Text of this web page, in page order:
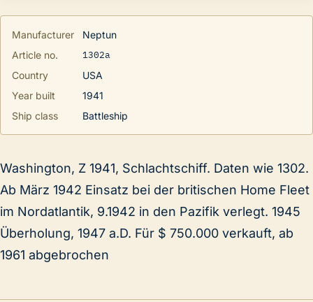
Manufacturer
Neptun
Article no.
1302a
Country
USA
Year built
1941
Ship class
Battleship
Washington, Z 1941, Schlachtschiff. Daten wie 1302.
Ab März 1942 Einsatz bei der britischen Home Fleet
im Nordatlantik, 9.1942 in den Pazifik verlegt. 1945
Überholung, 1947 a.D. Für $ 750.000 verkauft, ab
1961 abgebrochen